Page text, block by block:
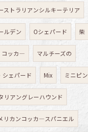
ストラリアンシルキーテリア
ルデン Oシェパード 柴
コッカ― マルチーズの
シェパード Mix ミニピン
リアングレーハウンド
リカンコッカ―スパニエル